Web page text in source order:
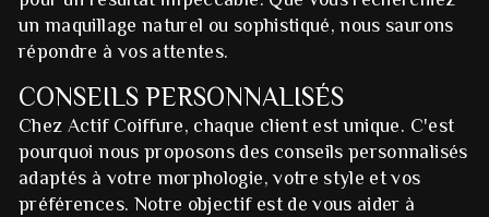
un maquillage naturel ou sophistiqué, nous saurons
répondre à vos attentes.
CONSEILS PERSONNALISÉS
Chez Actif Coiffure, chaque client est unique. C'est
pourquoi nous proposons des conseils personnalisés
adaptés à votre morphologie, votre style et vos
préférences. Notre objectif est de vous aider à